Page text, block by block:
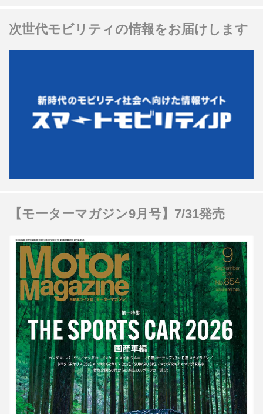
次世代モビリティの情報をお届けします
【モーターマガジン9月号】7/31発売